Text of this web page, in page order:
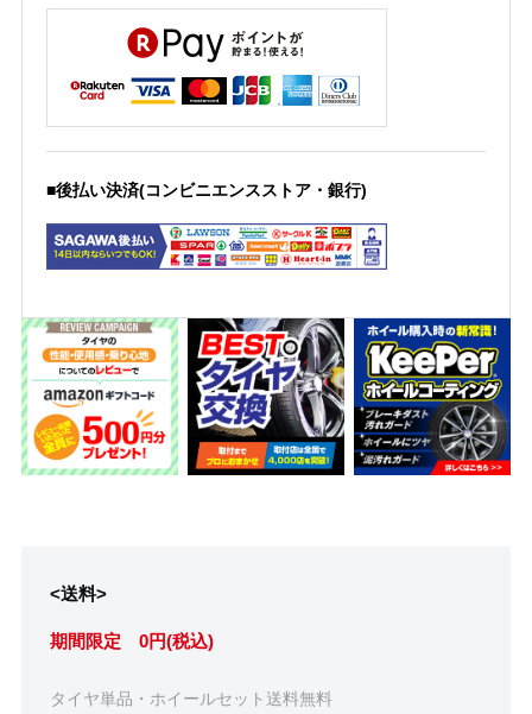
■後払い決済(コンビニエンスストア・銀行)
<送料>
期間限定 0円(税込)
タイヤ単品・ホイールセット送料無料